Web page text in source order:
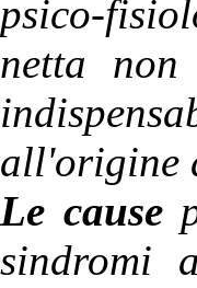
psico-
netta non
all'origine
Le cause
sindromi